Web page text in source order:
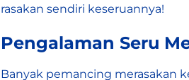
rasakan sendiri keseruannya!
Pengalaman Seru
Banyak pemancing merasakan